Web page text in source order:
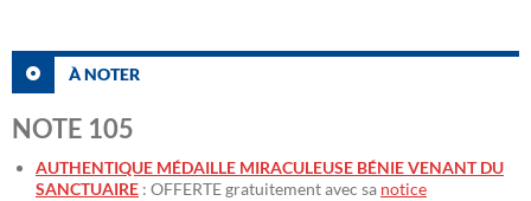
À NOTER
NOTE 105
AUTHENTIQUE MÉDAILLE MIRACULEUSE BÉNIE VENANT DU
SANCTUAIRE : OFFERTE gratuitement avec sa notice